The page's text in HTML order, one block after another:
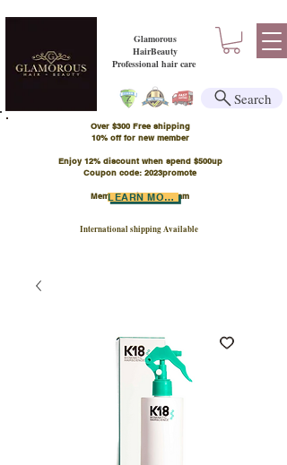
Glamorous
HairBeauty
Professional hair care
Over $300 Free shipping
​10% off for new member
Enjoy 12% discount when spend $500up
Coupon code: 2023promote
Member Points Program
International shipping Available
LEARN MORE
Search